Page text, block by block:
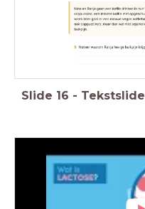
Slide 16 - Tekstslide